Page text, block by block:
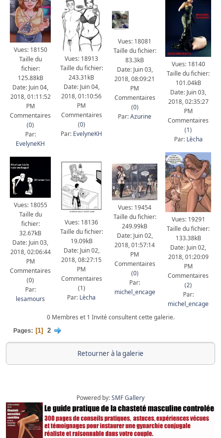
Vues: 18150
Taille du
fichier:
125.88kB
Date: Juin 04,
2018, 01:11:52
PM
Commentaires
(0)
Par:
EvelyneKH
Vues: 18913
Taille du fichier:
243.31kB
Date: Juin 04,
2018, 01:10:56
PM
Commentaires
(0)
Par: EvelyneKH
Vues: 18081
Taille du fichier:
83.3kB
Date: Juin 03,
2018, 08:09:21
PM
Commentaires
(0)
Par:Azurine
Vues: 18140
Taille du fichier:
101.04kB
Date: Juin 03,
2018, 02:35:27
PM
Commentaires
(1)
Par: Lècha
Vues: 18055
Taille du
fichier:
32.67kB
Date: Juin 03,
2018, 02:06:44
PM
Commentaires
(0)
Par:
lesamours
Vues: 18136
Taille du fichier:
19.09kB
Date: Juin 02,
2018, 08:27:15
PM
Commentaires
(1)
Par: Lècha
Vues: 19454
Taille du fichier:
249.99kB
Date: Juin 02,
2018, 01:57:14
PM
Commentaires
(0)
Par:
michel_encage
Vues: 19291
Taille du fichier:
133.38kB
Date: Juin 02,
2018, 01:20:09
PM
Commentaires
(2)
Par:
michel_encage
0 Membres et 1 Invité consultent cette galerie.
Pages 1 2
Retourner à la galerie
Powered by:SMF Gallery